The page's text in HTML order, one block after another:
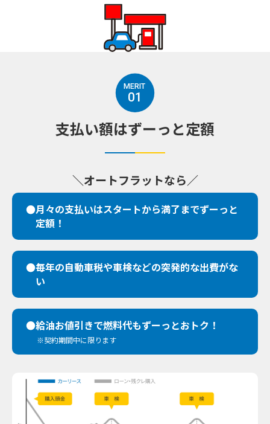
01
支払い額はずーっと定額
＼オートフラットなら／
●月々の支払いはスタートから満了までずーっと
定額！
●毎年の自動車税や車検などの突発的な出費がな
い
●給油お値引きで燃料代もずーっとおトク！
※契約期間中に限ります